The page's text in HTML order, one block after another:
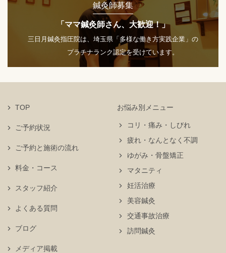
鍼灸師募集
「ママ鍼灸師さん、大歓迎！」
三日月鍼灸指圧院は、埼玉県「多様な働き方実践企業」の
プラチナランク認定を受けています。
TOP
ご予約状況
お悩み別メニュー
コリ・痛み・しびれ
疲れ・なんとなく不調
ゆがみ・骨盤矯正
マタニティ
妊活治療
美容鍼灸
交通事故治療
訪問鍼灸
ご予約と施術の流れ
料金・コース
スタッフ紹介
よくある質問
ブログ
メディア掲載